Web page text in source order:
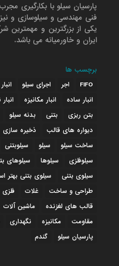
پارسیان سیلو با بکارگیری
فنی مهندسی و سیلوسازی و نیز
یکی از بزرگترین و
ایران و خاورمیانه می باشد.
برچسب ها
FIFO اجر اجرای سیلو انبار
انبار ساده
انبار مکانیزه
بتن ریزی
بتنی بدنه سیلو
دیواره های قالب
ذخیره سازی
ساخت سیلو
سیلو سیلوبتنی
سیلوفلزی
سیلوها سیلوهای
سیلوی بتنی
سیلوی بتنی بهتر
طراحی و ساخت
غلات فلزی
قالب های لغزنده
ماشین آلات
مقاومت
مکانیزه نگهداری
پارسیان سیلو
گندم